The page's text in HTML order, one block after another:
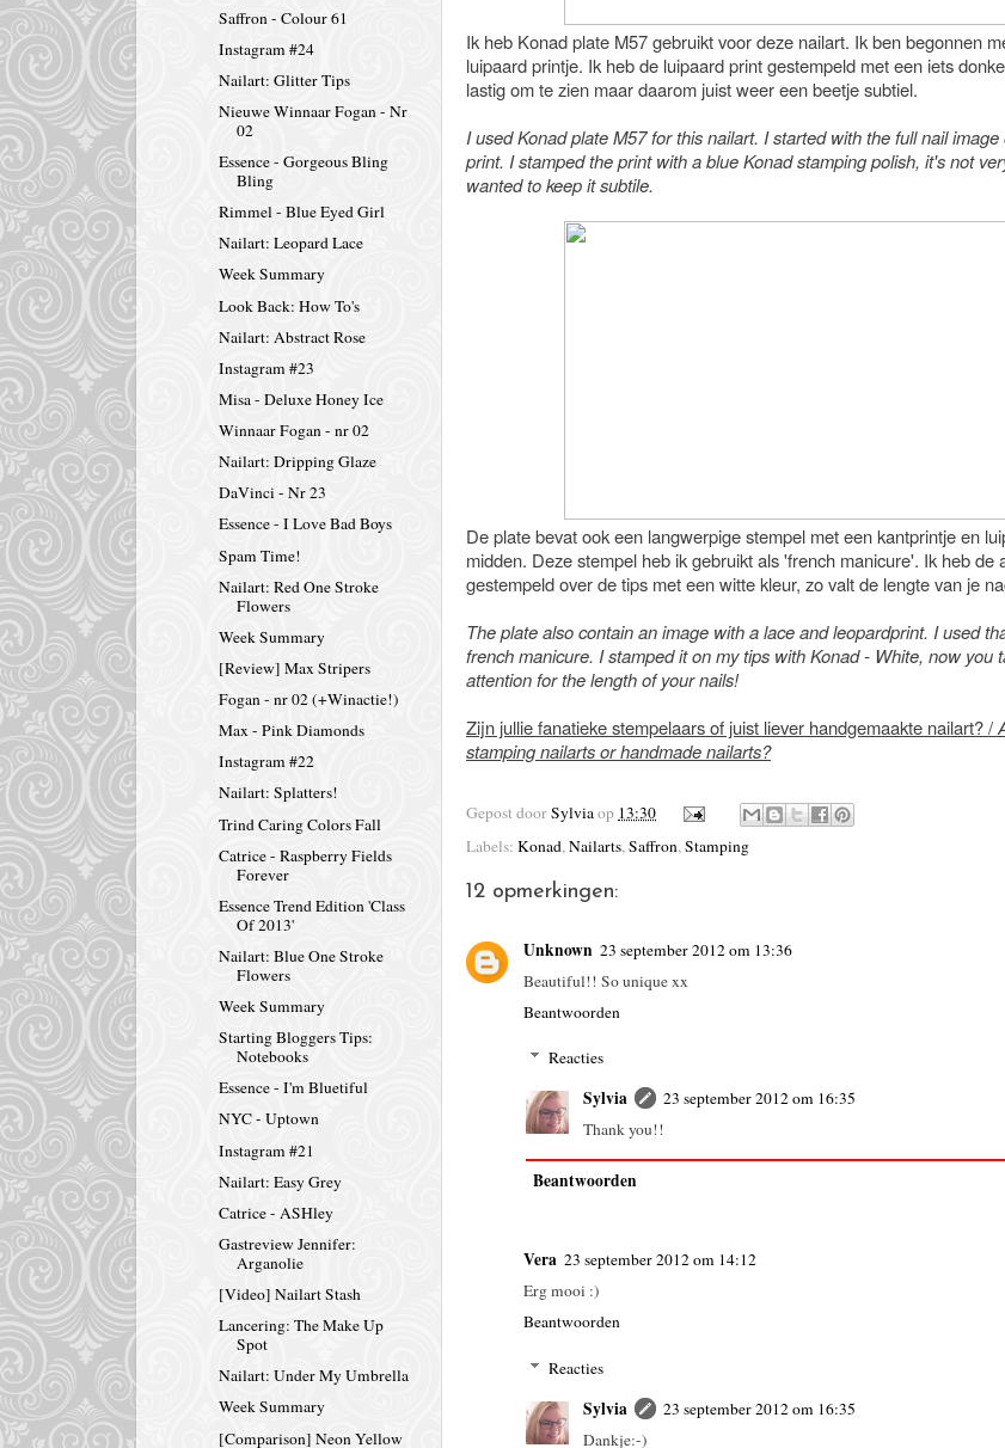
Ik heb Konad plate M57 gebruikt voor deze nailart. Ik ben begonnen
luipaard printje. Ik heb de luipaard print gestempeld met een iets
lastig om te zien maar daarom juist weer een beetje subtiel.
I used Konad plate M57 for this nailart. I started with the full nail
print. I stamped the print with a blue Konad stamping polish, it's not
wanted to keep it subtile.
De plate bevat ook een langwerpige stempel met een kantprintje en
midden. Deze stempel heb ik gebruikt als 'french manicure'. Ik heb de
gestempeld over de tips met een witte kleur, zo valt de lengte van je
The plate also contain an image with a lace and leopardprint. I used
french manicure. I stamped it on my tips with Konad - White, now you
attention for the length of your nails!
Zijn jullie fanatieke stempelaars of juist liever handgemaakte nailart? /
stamping nailarts or handmade nailarts?
Gepost doorSylviaop 13:30
Labels: Konad,Nailarts,Saffron,Stamping
12 opmerkingen:
Unknown 23 september 2012 om 13:36
Beautiful!! So unique xx
Beantwoorden
Reacties
Sylvia
23 september 2012 om 16:35
Thank you!!
Beantwoorden
Vera 23 september 2012 om 14:12
Erg mooi :)
Beantwoorden
Reacties
Sylvia
23 september 2012 om 16:35
Dankje:-)
Saffron - Colour 61
Instagram #24
Nailart: Glitter Tips
Nieuwe Winnaar Fogan - Nr
02
Essence - Gorgeous Bling
Bling
Rimmel - Blue Eyed Girl
Nailart: Leopard Lace
Week Summary
Look Back: How To's
Nailart: Abstract Rose
Instagram #23
Misa - Deluxe Honey Ice
Winnaar Fogan - nr 02
Nailart: Dripping Glaze
DaVinci - Nr 23
Essence - I Love Bad Boys
Spam Time!
Nailart: Red One Stroke
Flowers
Week Summary
[Review] Max Stripers
Fogan - nr 02 (+Winactie!)
Max - Pink Diamonds
Instagram #22
Nailart: Splatters!
Trind Caring Colors Fall
Catrice - Raspberry Fields
Forever
Essence Trend Edition 'Class
Of 2013'
Nailart: Blue One Stroke
Flowers
Week Summary
Starting Bloggers Tips:
Notebooks
Essence - I'm Bluetiful
NYC - Uptown
Instagram #21
Nailart: Easy Grey
Catrice - ASHley
Gastreview Jennifer:
Arganolie
[Video] Nailart Stash
Lancering: The Make Up
Spot
Nailart: Under My Umbrella
Week Summary
[Comparison] Neon Yellow